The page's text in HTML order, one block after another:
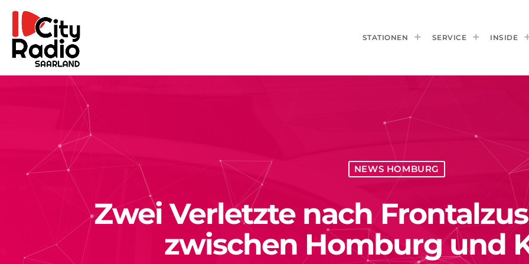
STATIONEN SERVICE INSIDE
NEWS HOMBURG
Zwei Verletzte nach
zwischen Homburg und